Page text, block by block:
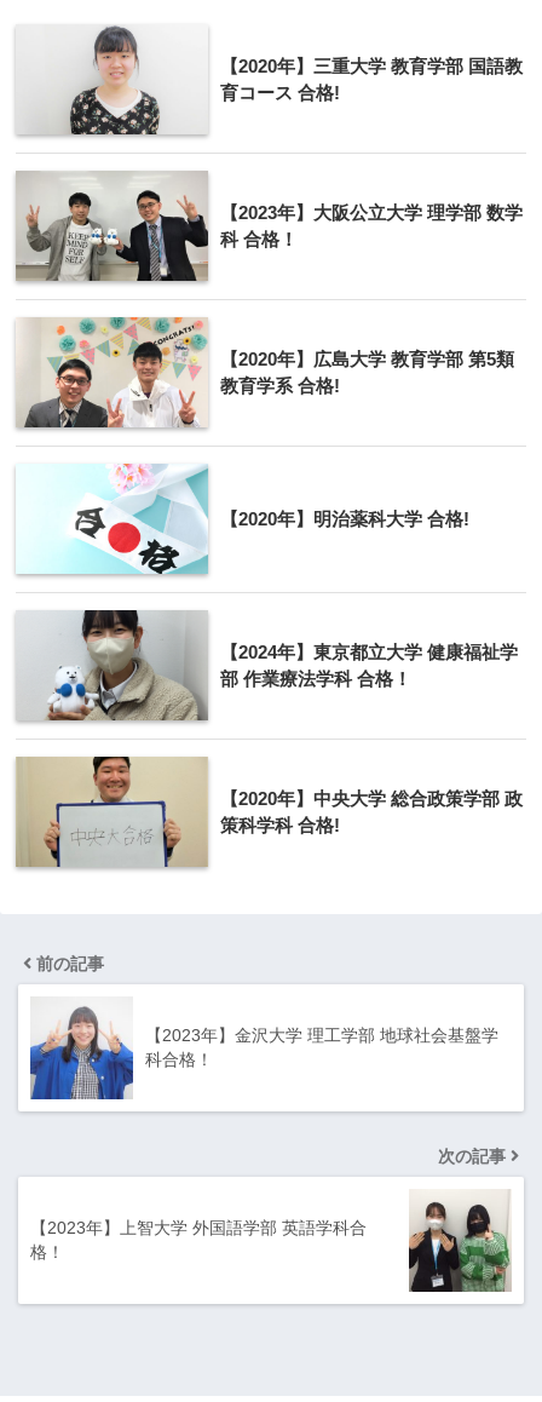
【2020年】三重大学 教育学部 国語教
育コース 合格!
【2023年】大阪公立大学 理学部 数学
科 合格！
【2020年】広島大学 教育学部 第5類
教育学系 合格!
【2020年】明治薬科大学 合格!
【2024年】東京都立大学 健康福祉学
部 作業療法学科 合格！
【2020年】中央大学 総合政策学部 政
策科学科 合格!
前の記事
【2023年】金沢大学 理工学部 地球社会基盤学
科合格！
次の記事
【2023年】上智大学 外国語学部 英語学科合
格！